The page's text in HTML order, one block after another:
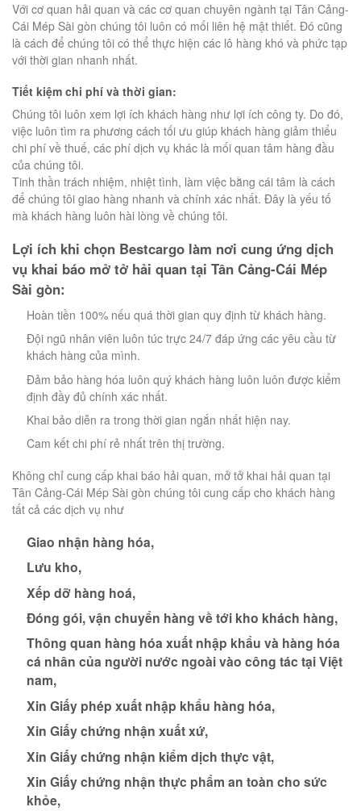
Với cơ quan hải quan và các cơ quan chuyên ngành tại Tân Cảng-
Cái Mép Sài gòn chúng tôi luôn có mối liên hệ mật thiết. Đó cũng
là cách để chúng tôi có thể thực hiện các lô hàng khó và phức tạp
với thời gian nhanh nhất.
Tiết kiệm chi phí và thời gian:
Chúng tôi luôn xem lợi ích khách hàng như lợi ích công ty. Do đó,
việc luôn tìm ra phương cách tối ưu giúp khách hàng giảm thiểu
chi phí về thuế, các phí dịch vụ khác là mối quan tâm hàng đầu
của chúng tôi.
Tinh thần trách nhiệm, nhiệt tình, làm việc bằng cái tâm là cách
để chúng tôi giao hàng nhanh và chính xác nhất. Đây là yếu tố
mà khách hàng luôn hài lòng về chúng tôi.
Lợi ích khi chọn Bestcargo làm nơi cung ứng dịch
vụ khai báo mở tở hải quan tại Tân Cảng-Cái Mép
Sài gòn:
Hoàn tiền 100% nếu quá thời gian quy định từ khách hàng.
Đội ngũ nhân viên luôn túc trực 24/7 đáp ứng các yêu cầu từ
khách hàng của mình.
Đảm bảo hàng hóa luôn quý khách hàng luôn luôn được kiểm
định đầy đủ chính xác nhất.
Khai bảo diễn ra trong thời gian ngắn nhất hiện nay.
Cam kết chi phí rẻ nhất trên thị trường.
Không chỉ cung cấp khai báo hải quan, mở tở khai hải quan tại
Tân Cảng-Cái Mép Sài gòn chúng tôi cung cấp cho khách hàng
tất cả các dịch vụ như
Giao nhận hàng hóa,
Lưu kho,
Xếp dỡ hàng hoá,
Đóng gói, vận chuyển hàng về tới kho khách hàng,
Thông quan hàng hóa xuất nhập khẩu và hàng hóa
cá nhân của người nước ngoài vào công tác tại Việt
nam,
Xin Giấy phép xuất nhập khẩu hàng hóa,
Xin Giấy chứng nhận xuất xứ,
Xin Giấy chứng nhận kiểm dịch thực vật,
Xin Giấy chứng nhận thực phẩm an toàn cho sức
khỏe,